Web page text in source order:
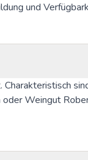
und
oder Weingut